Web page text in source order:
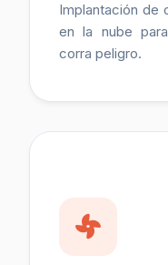
Implantación de
en la nube
corra peligro.